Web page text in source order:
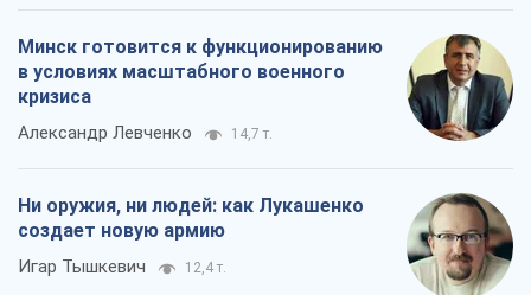
Минск готовится к функционированию
в условиях масштабного военного
кризиса
Александр Левченко 14,7 т.
Ни оружия, ни людей: как Лукашенко
создает новую армию
Игар Тышкевич 12,4 т.